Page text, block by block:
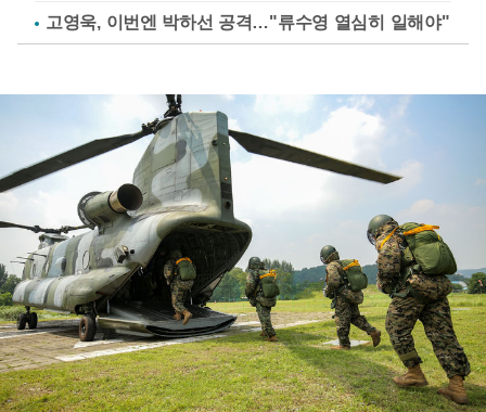
고영욱, 이번엔 박하선 공격…"류수영 열심히 일해야"